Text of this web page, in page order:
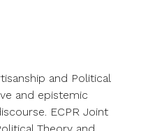
and Political
and epistemic
ECPR Joint